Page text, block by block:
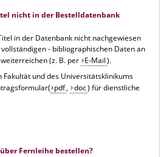
nicht in der Bestelldatenbank
in der Datenbank nicht nachgewiesen
- bibliographischen Daten an
(z. B. per E-Mail).
und des Universitätsklinikums
pdf, doc) für dienstliche
Fernleihe bestellen?